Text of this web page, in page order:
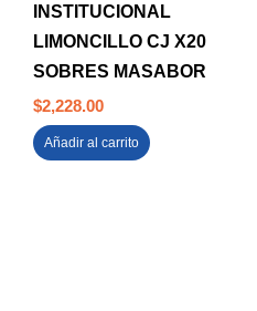
INSTITUCIONAL
LIMONCILLO CJ X20
SOBRES MASABOR
$2,228.00
Añadir al carrito